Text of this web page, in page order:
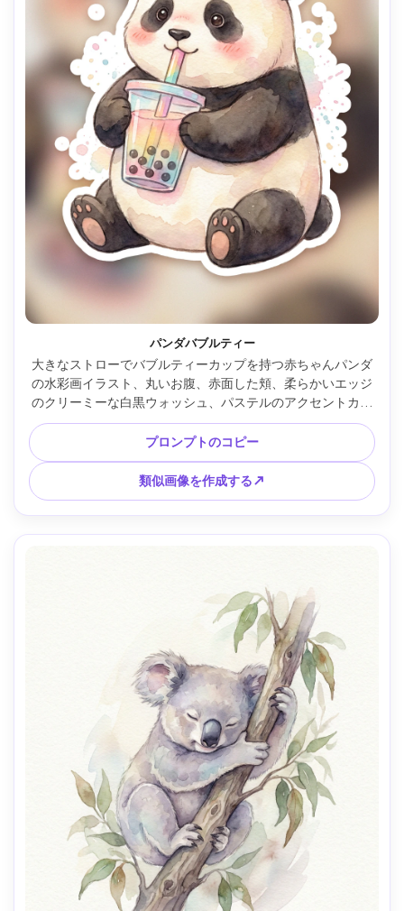
パンダバブルティー
大きなストローでバブルティーカップを持つ赤ちゃんパンダ
の水彩画イラスト、丸いお腹、赤面した頬、柔らかいエッジ
のクリーミーな白黒ウォッシュ、パステルのアクセントカラ
ー、優しい飛び散り、紙の粒の質感、薄い白のボーダー感の
かわいいステッカーレディ構図、85mmレンズ、浅い被写界
深度、柔らかいシネマティック照明 --ar 4:5
プロンプトのコピー
類似画像を作成する↗